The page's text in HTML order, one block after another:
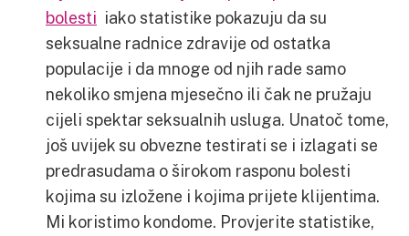
bolesti iako statistike pokazuju da su
seksualne radnice zdravije od ostatka
populacije i da mnoge od njih rade samo
nekoliko smjena mjesečno ili čak ne pružaju
cijeli spektar seksualnih usluga. Unatoč tome,
još uvijek su obvezne testirati se i izlagati se
predrasudama o širokom rasponu bolesti
kojima su izložene i kojima prijete klijentima.
Mi koristimo kondome. Provjerite statistike,